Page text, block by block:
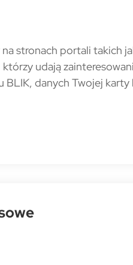
stronach portali takich
udają
BLIK, danych Twojej